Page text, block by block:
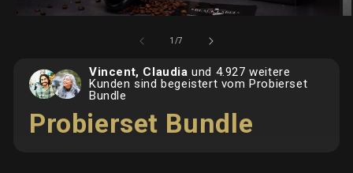
öffnen
1 /von
7
Vincent, Claudiaund 4.927 weitere
Kunden sind begeistert vom Probierset
Bundle
Probierset Bundle